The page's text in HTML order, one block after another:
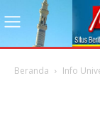
Beranda Info